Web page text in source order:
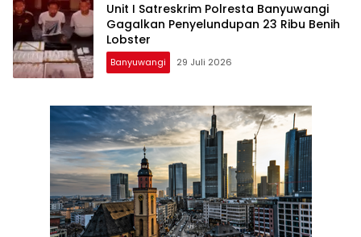
Unit I Satreskrim Polresta Banyuwangi
Gagalkan Penyelundupan 23 Ribu Benih
Lobster
Banyuwangi 29 Juli 2026